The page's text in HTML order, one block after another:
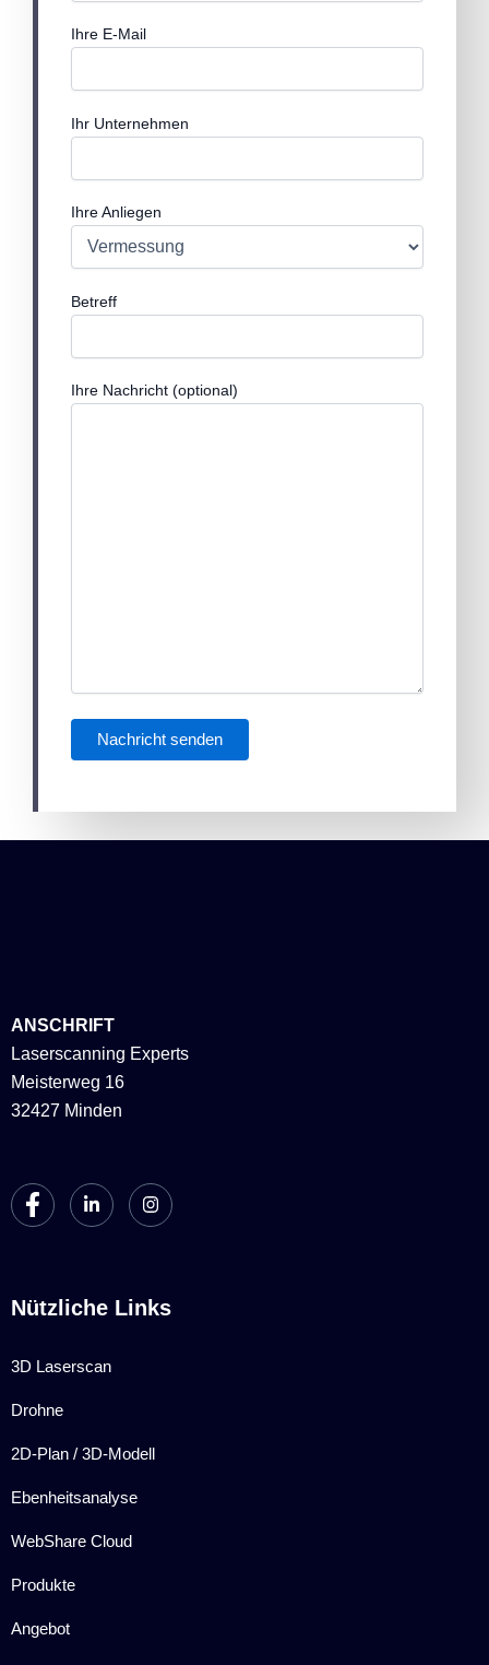
Ihre E-Mail
Ihr Unternehmen
Ihre Anliegen
Betreff
Ihre Nachricht (optional)
ANSCHRIFT
Laserscanning Experts
Meisterweg 16
32427 Minden
Nützliche Links
3D Laserscan
Drohne
2D-Plan / 3D-Modell
Ebenheitsanalyse
WebShare Cloud
Produkte
Angebot